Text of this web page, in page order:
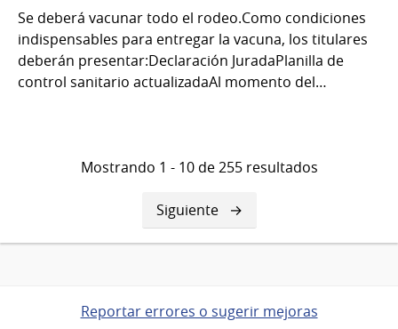
Se deberá vacunar todo el rodeo.Como condiciones
indispensables para entregar la vacuna, los titulares
deberán presentar:Declaración JuradaPlanilla de
control sanitario actualizadaAl momento del…
Mostrando 1 - 10 de 255 resultados
Siguiente
página
Siguiente
Reportar errores o sugerir mejoras